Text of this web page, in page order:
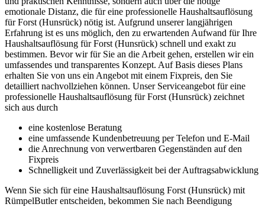
emotionale Distanz, die für eine professionelle Haushaltsauflösung
für Forst (Hunsrück) nötig ist. Aufgrund unserer langjährigen
Erfahrung ist es uns möglich, den zu erwartenden Aufwand für Ihre
Haushaltsauflösung für Forst (Hunsrück) schnell und exakt zu
bestimmen. Bevor wir für Sie an die Arbeit gehen, erstellen wir ein
umfassendes und transparentes Konzept. Auf Basis dieses Plans
erhalten Sie von uns ein Angebot mit einem Fixpreis, den Sie
detailliert nachvollziehen können. Unser Serviceangebot für eine
professionelle Haushaltsauflösung für Forst (Hunsrück) zeichnet
sich aus durch
eine kostenlose Beratung
eine umfassende Kundenbetreuung per Telefon und E-Mail
die Anrechnung von verwertbaren Gegenständen auf den
Fixpreis
Schnelligkeit und Zuverlässigkeit bei der Auftragsabwicklung
Wenn Sie sich für eine Haushaltsauflösung Forst (Hunsrück) mit
RümpelButler entscheiden, bekommen Sie nach Beendigung